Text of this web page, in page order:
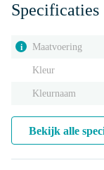
Specificaties
i Maatvoering
Kleur
Kleurnaam
Bekijk alle